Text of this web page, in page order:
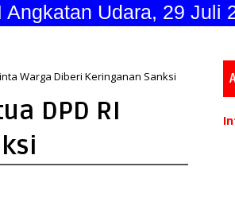
Udara, 29 Juli
Warga Diberi Keringanan Sanksi
DPD RI